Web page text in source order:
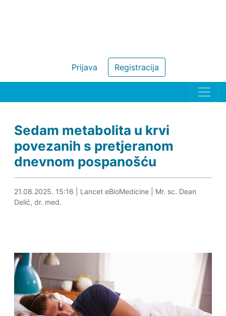
Registracija
Prijava
Sedam metabolita u krvi
povezanih s pretjeranom
dnevnom pospanošću
21.08.2025. 15:29
21.08.2025. 15:16 Lancet eBioMedicine| Mr. sc. Dean
Delić, dr. med.